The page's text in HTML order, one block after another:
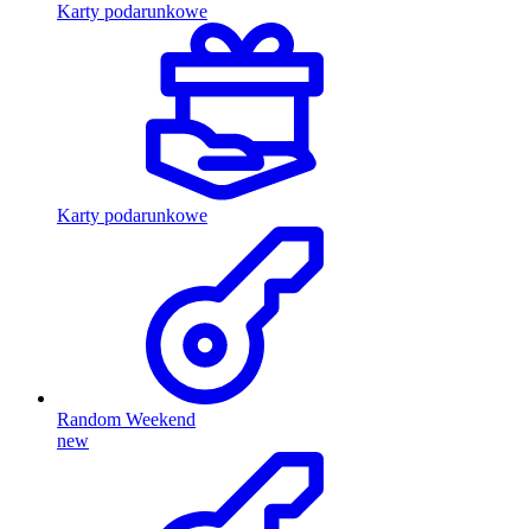
Karty podarunkowe
Karty podarunkowe
Random Weekend
new